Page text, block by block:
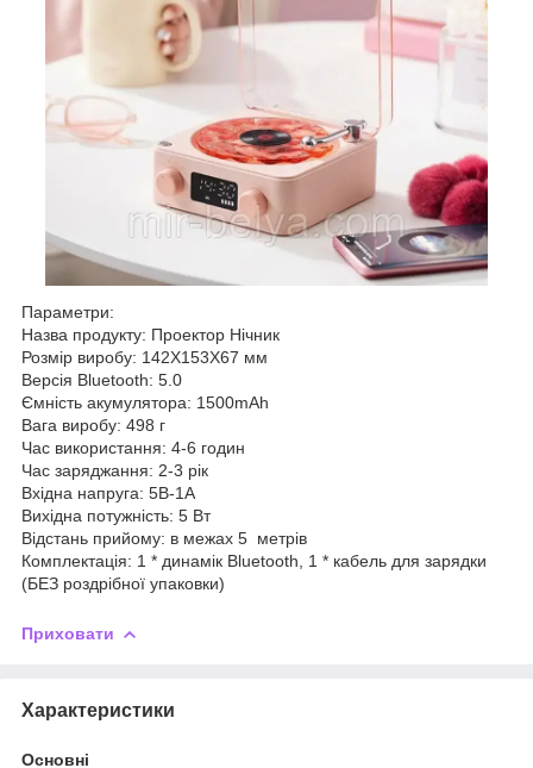
Параметри:
Назва продукту: Проектор Нічник
Розмір виробу: 142X153X67 мм
Версія Bluetooth: 5.0
Ємність акумулятора: 1500mAh
Вага виробу: 498 г
Час використання: 4-6 годин
Час заряджання: 2-3 рік
Вхідна напруга: 5В-1А
Вихідна потужність: 5 Вт
Відстань прийому: в межах 5 метрів
Комплектація: 1 * динамік Bluetooth, 1 * кабель для зарядки
(БЕЗ роздрібної упаковки)
Приховати
Характеристики
Основні